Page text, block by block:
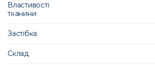
Властивості
тканини
Застібка
Склад